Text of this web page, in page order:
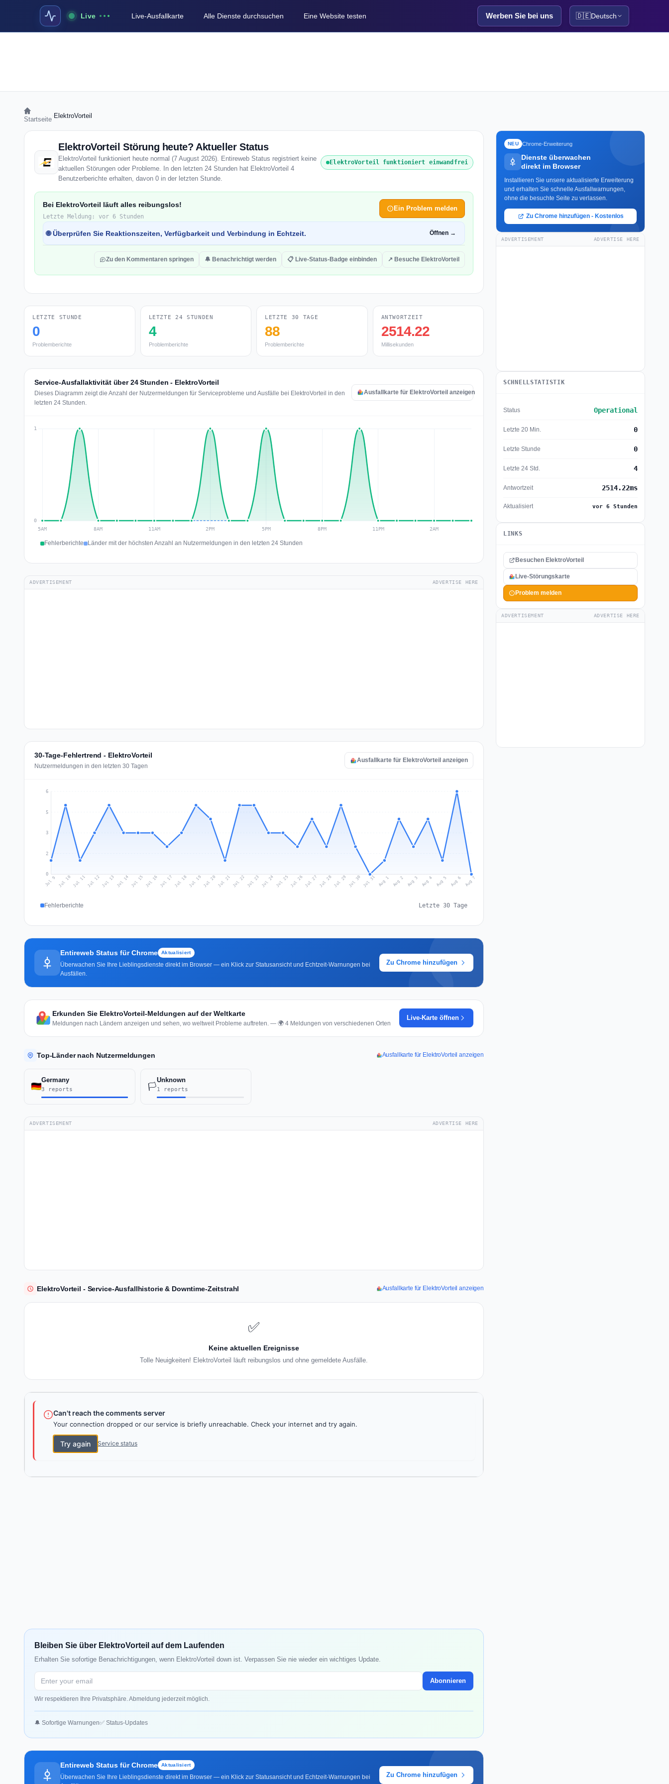
Live Live-Ausfallkarte Alle Dienste durchsuchen Eine Website testen Werben Sie bei uns 🇩🇪Deutsch
Startseite ElektroVorteil
ElektroVorteil Störung heute? Aktueller Status
ElektroVorteil funktioniert heute normal (7 August 2026). Entireweb Status registriert keine
aktuellen Störungen oder Probleme. In den letzten 24 Stunden hat ElektroVorteil 4
Benutzerberichte erhalten, davon 0 in der letzten Stunde.
ElektroVorteil funktioniert einwandfrei
Bei ElektroVorteil läuft alles reibungslos!
Letzte Meldung: vor 6 Stunden
Ein Problem melden
🌐 Überprüfen Sie Reaktionszeiten, Verfügbarkeit und Verbindung in Echtzeit. Öffnen →
Zu den Kommentaren springen 🔔 Benachrichtigt werden 📋 Live-Status-Badge einbinden ↗ Besuche ElektroVorteil
LETZTE STUNDE
0
Problemberichte
LETZTE 24 STUNDEN
4
Problemberichte
LETZTE 30 TAGE
88
Problemberichte
ANTWORTZEIT
2514.22
Millisekunden
Service-Ausfallaktivität über 24 Stunden - ElektroVorteil
Dieses Diagramm zeigt die Anzahl der Nutzermeldungen für Serviceprobleme und Ausfälle bei ElektroVorteil in den
letzten 24 Stunden.
Ausfallkarte für ElektroVorteil anzeigen
Fehlerberichte Länder mit der höchsten Anzahl an Nutzermeldungen in den letzten 24 Stunden
ADVERTISEMENT ADVERTISE HERE
30-Tage-Fehlertrend - ElektroVorteil
Nutzermeldungen in den letzten 30 Tagen
Ausfallkarte für ElektroVorteil anzeigen
0
2
3
5
6
Jul 9 Jul 10 Jul 11Jul 12Jul 13 Jul 14 Jul 15 Jul 16 Jul 17 Jul 18Jul 19 Jul 20 Jul 21 Jul 22 Jul 23 Jul 24 Jul 25 Jul 26Jul 27 Jul 28Jul 29 Jul 30 Jul 31 Aug 1 Aug 2 Aug 3 Aug 4 Aug 5 Aug 6 Aug 7
Fehlerberichte Letzte 30 Tage
Entireweb Status für Chrome Aktualisiert
Überwachen Sie Ihre Lieblingsdienste direkt im Browser — ein Klick zur Statusansicht und Echtzeit-Warnungen bei
Ausfällen.
Zu Chrome hinzufügen
Erkunden Sie ElektroVorteil-Meldungen auf der Weltkarte
Meldungen nach Ländern anzeigen und sehen, wo weltweit Probleme auftreten. — 🌍 4 Meldungen von verschiedenen Orten
Live-Karte öffnen
Top-Länder nach Nutzermeldungen Ausfallkarte für ElektroVorteil anzeigen
Germany
3 reports 🏳️
Unknown
1 reports
ADVERTISEMENT ADVERTISE HERE
ElektroVorteil - Service-Ausfallhistorie & Downtime-Zeitstrahl Ausfallkarte für ElektroVorteil anzeigen
✅
Keine aktuellen Ereignisse
Tolle Neuigkeiten! ElektroVorteil läuft reibungslos und ohne gemeldete Ausfälle.
Can't reach the comments server
Your connection dropped or our service is briefly unreachable. Check your internet and try again.
Try again Service status
Bleiben Sie über ElektroVorteil auf dem Laufenden
Erhalten Sie sofortige Benachrichtigungen, wenn ElektroVorteil down ist. Verpassen Sie nie wieder ein wichtiges Update.
Abonnieren
Wir respektieren Ihre Privatsphäre. Abmeldung jederzeit möglich.
🔔 Sofortige Warnungen✅ Status-Updates
Entireweb Status für Chrome Aktualisiert
Überwachen Sie Ihre Lieblingsdienste direkt im Browser — ein Klick zur Statusansicht und Echtzeit-Warnungen bei
Zu Chrome hinzufügen
NEU Chrome-Erweiterung
Dienste überwachen
direkt im Browser
Installieren Sie unsere aktualisierte Erweiterung
und erhalten Sie schnelle Ausfallwarnungen,
ohne die besuchte Seite zu verlassen.
Zu Chrome hinzufügen - Kostenlos
ADVERTISEMENT ADVERTISE HERE
SCHNELLSTATISTIK
Status Operational
Letzte 20 Min. 0
Letzte Stunde 0
Letzte 24 Std. 4
Antwortzeit 2514.22ms
Aktualisiert vor 6 Stunden
LINKS
Besuchen ElektroVorteil
Live-Störungskarte
Problem melden
ADVERTISEMENT ADVERTISE HERE